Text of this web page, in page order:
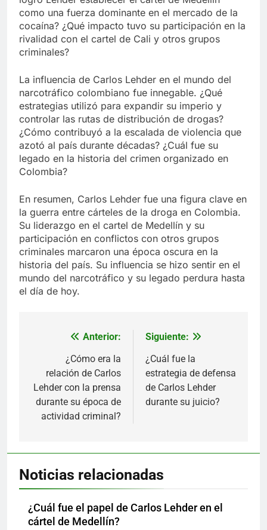
como una fuerza dominante en el mercado de la
cocaína? ¿Qué impacto tuvo su participación en la
rivalidad con el cartel de Cali y otros grupos
criminales?
La influencia de Carlos Lehder en el mundo del
narcotráfico colombiano fue innegable. ¿Qué
estrategias utilizó para expandir su imperio y
controlar las rutas de distribución de drogas?
¿Cómo contribuyó a la escalada de violencia que
azotó al país durante décadas? ¿Cuál fue su
legado en la historia del crimen organizado en
Colombia?
En resumen, Carlos Lehder fue una figura clave en
la guerra entre cárteles de la droga en Colombia.
Su liderazgo en el cartel de Medellín y su
participación en conflictos con otros grupos
criminales marcaron una época oscura en la
historia del país. Su influencia se hizo sentir en el
mundo del narcotráfico y su legado perdura hasta
el día de hoy.
Navegación
entradas
Anterior:
¿Cómo era la
relación de Carlos
Lehder con la prensa
durante su época de
actividad criminal?
Siguiente:
¿Cuál fue la
estrategia de defensa
de Carlos Lehder
durante su juicio?
Noticias relacionadas
¿Cuál fue el papel de Carlos Lehder en el
cártel de Medellín?